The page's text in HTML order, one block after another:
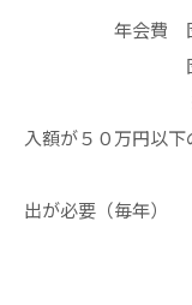
年会費 団体
団体会員
※団体会員B
入額が５０万円以下
別途申請書
出が必要（毎年）